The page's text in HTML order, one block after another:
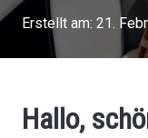
Erstellt am: 21.
Hallo,